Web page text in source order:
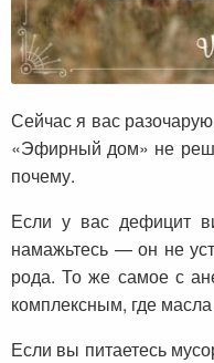
Сейчас я вас
«Эфирный дом» не
почему.
Если у вас дефицит
намажьтесь — он не
рода. То же самое с
комплексным, где
Если вы питаетесь